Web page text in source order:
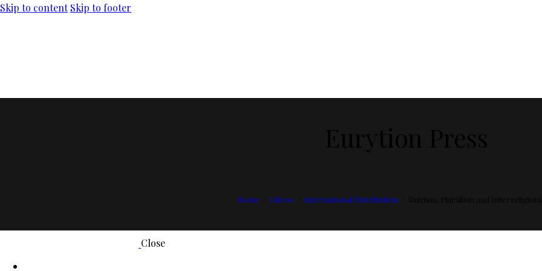
Skip to content Skip to footer
Home Libros International Distribution
Close